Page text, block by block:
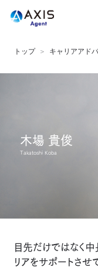
トップ キャリアアド
木場 貴俊
Takatoshi Koba
目先だけではなく
リアをサポートさせ